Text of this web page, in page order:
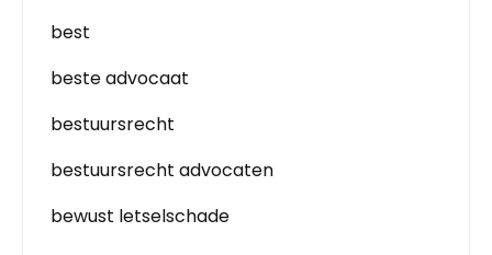
best
beste advocaat
bestuursrecht
bestuursrecht advocaten
bewust letselschade